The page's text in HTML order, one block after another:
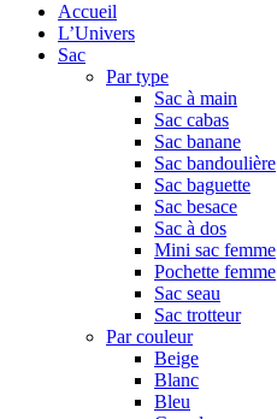
Accueil
L’Univers
Sac
Par type
Sac à main
Sac cabas
Sac banane
Sac bandoulière
Sac baguette
Sac besace
Sac à dos
Mini sac femme
Pochette femme
Sac seau
Sac trotteur
Par couleur
Beige
Blanc
Bleu